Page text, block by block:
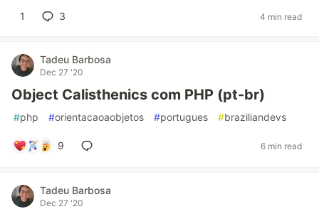
1 3 4 min read
Tadeu Barbosa
Dec 27 '20
Object Calisthenics com PHP (pt-br)
#php #orientacaoaobjetos #portugues #braziliandevs
9 6 min read
Tadeu Barbosa
Dec 27 '20